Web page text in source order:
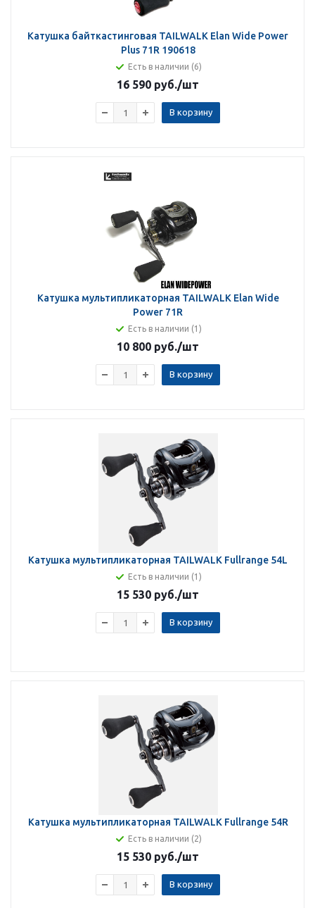
Катушка байткастинговая TAILWALK Elan Wide Power
Plus 71R 190618
Есть в наличии (6)
16 590 руб./шт
В корзину
Катушка мультипликаторная TAILWALK Elan Wide
Power 71R
Есть в наличии (1)
10 800 руб./шт
В корзину
Катушка мультипликаторная TAILWALK Fullrange 54L
Есть в наличии (1)
15 530 руб./шт
В корзину
Катушка мультипликаторная TAILWALK Fullrange 54R
Есть в наличии (2)
15 530 руб./шт
В корзину